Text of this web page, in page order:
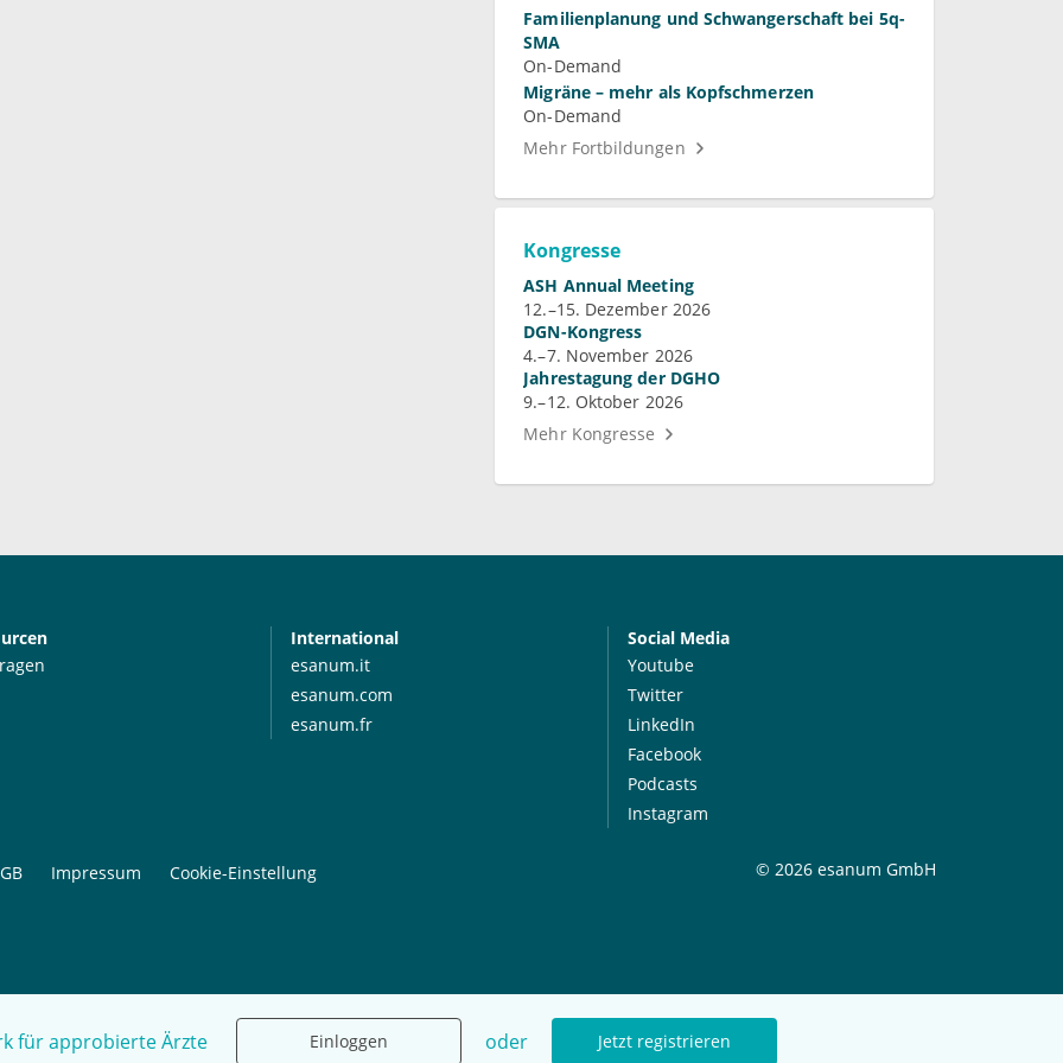
für approbierte Ärzte Einloggen oder Jetzt registrieren
Familienplanung und Schwangerschaft bei 5q-
SMA
On-Demand
Migräne – mehr als Kopfschmerzen
On-Demand
Mehr Fortbildungen
Kongresse
ASH Annual Meeting
12.–15. Dezember 2026
DGN-Kongress
4.–7. November 2026
Jahrestagung der DGHO
9.–12. Oktober 2026
Mehr Kongresse
International
esanum.it
esanum.com
esanum.fr
Social Media
Youtube
Twitter
LinkedIn
Facebook
Podcasts
Instagram
Impressum Cookie-Einstellung © 2026 esanum GmbH